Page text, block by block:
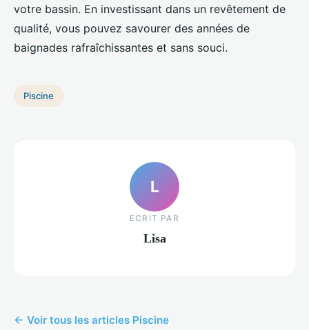
votre bassin. En investissant dans un revêtement de
qualité, vous pouvez savourer des années de
baignades rafraîchissantes et sans souci.
Piscine
L
ECRIT PAR
Lisa
← Voir tous les articles Piscine